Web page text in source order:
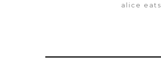
alice eats